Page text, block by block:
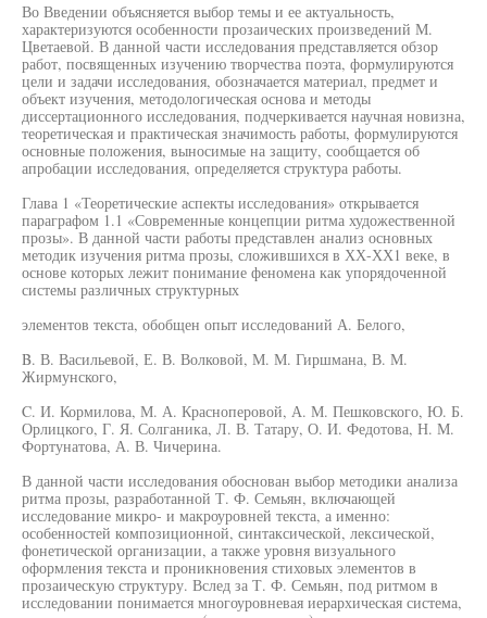
Во Введении объясняется выбор темы и ее актуальность,
характеризуются особенности прозаических произведений М.
Цветаевой. В данной части исследования представляется обзор
работ, посвященных изучению творчества поэта, формулируются
цели и задачи исследования, обозначается материал, предмет и
объект изучения, методологическая основа и методы
диссертационного исследования, подчеркивается научная новизна,
теоретическая и практическая значимость работы, формулируются
основные положения, выносимые на защиту, сообщается об
апробации исследования, определяется структура работы.
Глава 1 «Теоретические аспекты исследования» открывается
параграфом 1.1 «Современные концепции ритма художественной
прозы». В данной части работы представлен анализ основных
методик изучения ритма прозы, сложившихся в ХХ-ХХ1 веке, в
основе которых лежит понимание феномена как упорядоченной
системы различных структурных
элементов текста, обобщен опыт исследований А. Белого,
B. В. Васильевой, Е. В. Волковой, М. М. Гиршмана, В. М.
Жирмунского,
C. И. Кормилова, М. А. Красноперовой, А. М. Пешковского, Ю. Б.
Орлицкого, Г. Я. Солганика, Л. В. Татару, О. И. Федотова, Н. М.
Фортунатова, А. В. Чичерина.
В данной части исследования обоснован выбор методики анализа
ритма прозы, разработанной Т. Ф. Семьян, включающей
исследование микро- и макроуровней текста, а именно:
особенностей композиционной, синтаксической, лексической,
фонетической организации, а также уровня визуального
оформления текста и проникновения стиховых элементов в
прозаическую структуру. Вслед за Т. Ф. Семьян, под ритмом в
исследовании понимается многоуровневая иерархическая система,